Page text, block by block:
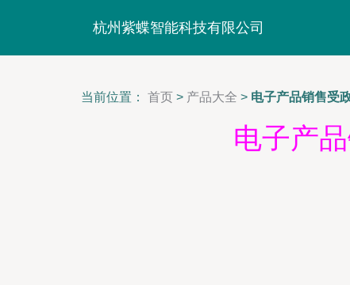
杭州紫蝶智能科技有限公司
当前位置： 首页 > 产品大全 > 电子产品销售受
电子产